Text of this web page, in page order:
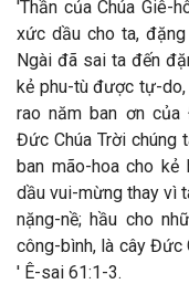
'Thần của Chúa Giê-
xức dầu cho ta,
Ngài đã sai ta đến
kẻ phu-tù được tự-
rao năm ban ơn của
Đức Chúa Trời chúng
ban mão-hoa cho
dầu vui-mừng thay vì
nặng-nề; hầu cho
công-bình, là cây Đức
' Ê-sai 61:1-3.